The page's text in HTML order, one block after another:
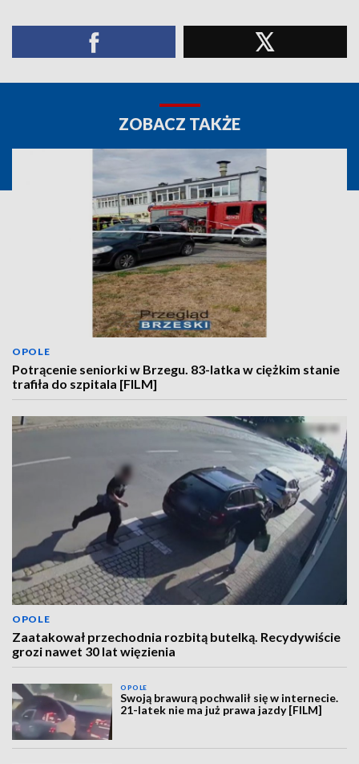
ZOBACZ TAKŻE
OPOLE
Potrącenie seniorki w Brzegu. 83-latka w ciężkim stanie
trafiła do szpitala [FILM]
OPOLE
Zaatakował przechodnia rozbitą butelką. Recydywiście
grozi nawet 30 lat więzienia
OPOLE
Swoją brawurą pochwalił się w internecie.
21-latek nie ma już prawa jazdy [FILM]